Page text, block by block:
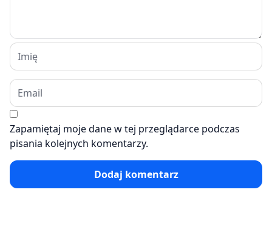
Zapamiętaj moje dane w tej przeglądarce podczas
pisania kolejnych komentarzy.
Dodaj komentarz